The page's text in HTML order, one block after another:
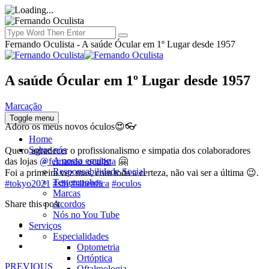
Fernando Oculista - A saúde Ócular em 1º Lugar desde 1957
A saúde Ócular em 1º Lugar desde 1957
Marcação
Toggle menu
Home
Sobre nós
A nossa equipe
Responsabilidade Social
Testemunhos
Marcas
Acordos
Nós no You Tube
Serviços
Especialidades
Optometria
Ortóptica
Adoro os meus novos óculos😍👓
Quero agradecer o profissionalismo e simpatia dos colaboradores
das lojas @fernando_oculista 🤗
Foi a primeira vez mas, com toda a certeza, não vai ser a última 😉.
#tokyo2021 #slb #slbenfica #oculos
Share this post
PREVIOUS